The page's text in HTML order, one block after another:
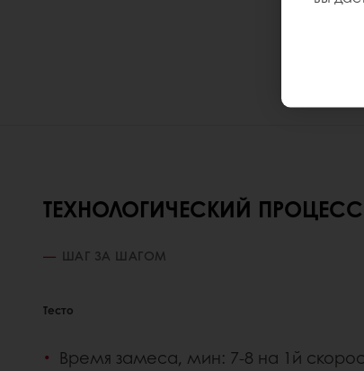
ТЕХНОЛОГИЧЕСКИЙ ПРОЦЕСС
ШАГ ЗА ШАГОМ
Тесто
Время замеса, мин: 7-8 на 1й